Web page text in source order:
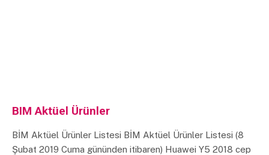
BIM Aktüel Ürünler
BİM Aktüel Ürünler Listesi BİM Aktüel Ürünler Listesi (8
Şubat 2019 Cuma gününden itibaren) Huawei Y5 2018 cep